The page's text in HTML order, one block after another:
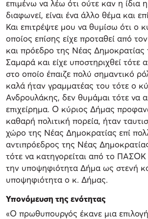
επιμένω να λέω ότι ούτε καν η ίδια
διαφωνεί, είναι ένα άλλο θέμα και
Και επιτρέψτε μου να θυμίσω ότι ο
οποίος επίσης είχε προταθεί από
και πρόεδρο της Νέας Δημοκρατίας
Σαμαρά και είχε υποστηριχθεί
στο οποίο έπαιζε πολύ σημαντικό
καλά ήταν γραμματέας του τότε ο
Ανδρουλάκης, δεν θυμάμαι τότε να
επιχείρημα. Ο κύριος Δήμας
καθαρή πολιτική πορεία, ήταν
χώρο της Νέας Δημοκρατίας επί
αντιπρόεδρος της Νέας
τότε να κατηγορείται από το ΠΑΣΟΚ
την υποψηφιότητα Δήμα ως στενή
υποψηφιότητα ο κ. Δήμας.
Υπονόμευση της ενότητας
«Ο πρωθυπουργός έκανε μια